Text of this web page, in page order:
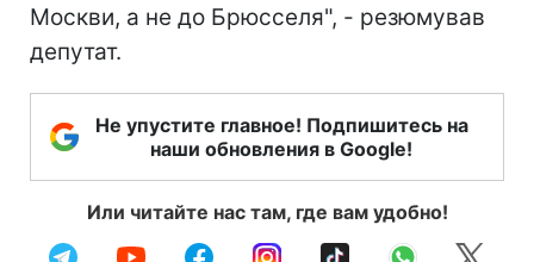
Москви, а не до Брюсселя", - резюмував
депутат.
Не упустите главное! Подпишитесь на
наши обновления в Google!
Или читайте нас там, где вам удобно!